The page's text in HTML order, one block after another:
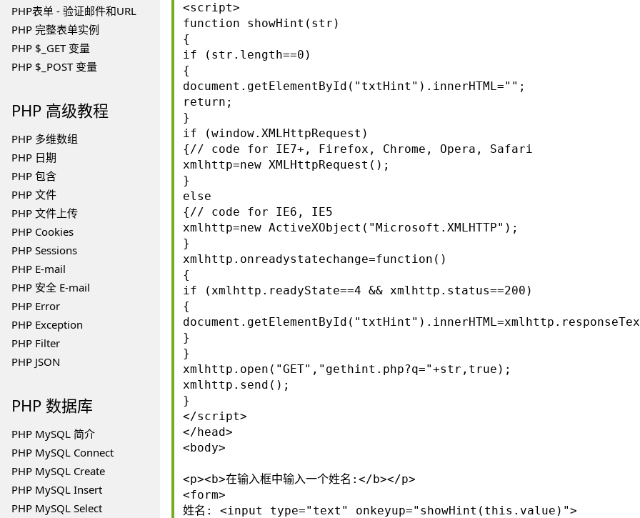
PHP表单 - 验证邮件和URL
PHP 完整表单实例
PHP $_GET 变量
PHP $_POST 变量
PHP 高级教程
PHP 多维数组
PHP 日期
PHP 包含
PHP 文件
PHP 文件上传
PHP Cookies
PHP Sessions
PHP E-mail
PHP 安全 E-mail
PHP Error
PHP Exception
PHP Filter
PHP JSON
PHP 数据库
PHP MySQL 简介
PHP MySQL Connect
PHP MySQL Create
PHP MySQL Insert
PHP MySQL Select
<script>
function showHint(str)
{
if (str.length==0)
{
document.getElementById("txtHint").innerHTML="";
return;
}
if (window.XMLHttpRequest)
{// code for IE7+, Firefox, Chrome, Opera, Safari
xmlhttp=new XMLHttpRequest();
}
else
{// code for IE6, IE5
xmlhttp=new ActiveXObject("Microsoft.XMLHTTP");
}
xmlhttp.onreadystatechange=function()
{
if (xmlhttp.readyState==4 && xmlhttp.status==200)
{
}
}
xmlhttp.open("GET","gethint.php?q="+str,true);
xmlhttp.send();
}
</script>
</head>
<body>
<p><b>在输入框中输入一个姓名:</b></p>
<form>
姓名: <input type="text" onkeyup="showHint(this.value)">